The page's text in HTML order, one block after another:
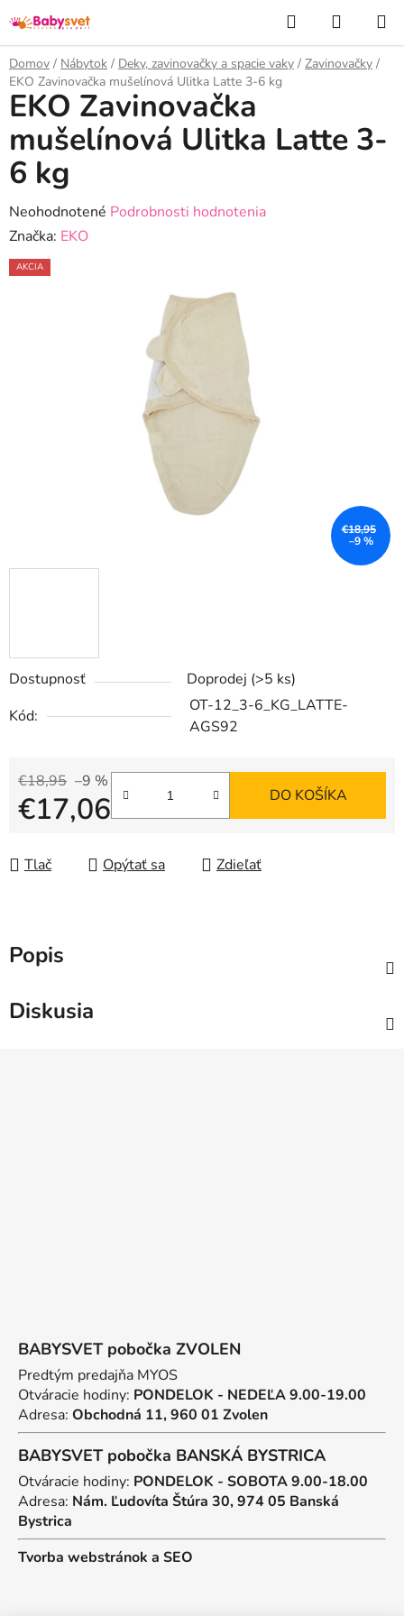
na
obsah
Hľadať
KOŠÍK
Domov / Nábytok / Deky, zavinovačky a spacie vaky / Zavinovačky /
EKO Zavinovačka mušelínová Ulitka Latte 3-6 kg
Dostupnosť Doprodej (>5 ks)
Kód:
OT-12_3-6_KG_LATTE-
AGS92
€18,95 –9 %
€17,06 DO KOŠÍKA
Tlač Opýtať sa Zdieľať
EKO Zavinovačka
mušelínová Ulitka Latte 3-
6 kg
Priemerné
hodnotenie
produktu
Neohodnotené Podrobnosti hodnotenia
Značka: EKO
AKCIA
€18,95
–9 %
Popis
Diskusia
BABYSVET pobočka ZVOLEN
Predtým predajňa MYOS
Otváracie hodiny: PONDELOK - NEDEĽA 9.00-19.00
Adresa: Obchodná 11, 960 01 Zvolen
BABYSVET pobočka BANSKÁ BYSTRICA
Otváracie hodiny: PONDELOK - SOBOTA 9.00-18.00
Adresa: Nám. Ľudovíta Štúra 30, 974 05 Banská
Bystrica
Tvorba webstránok a SEO